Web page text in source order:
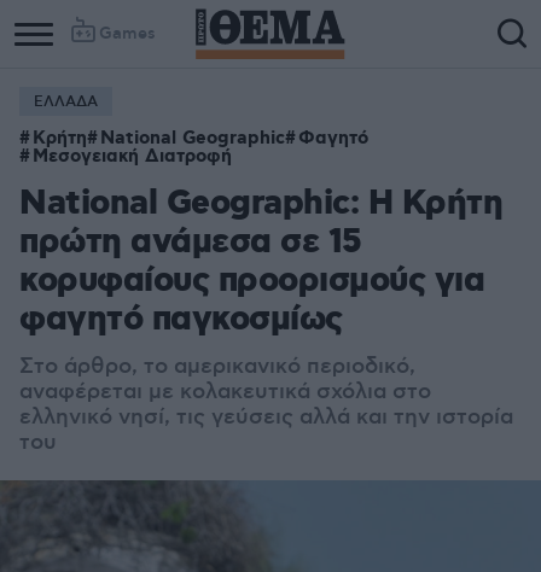
Games
ΕΛΛΑΔΑ
Κρήτη National Geographic Φαγητό
Μεσογειακή Διατροφή
National Geographic: Η Κρήτη
πρώτη ανάμεσα σε 15
κορυφαίους προορισμούς για
φαγητό παγκοσμίως
Στο άρθρο, το αμερικανικό περιοδικό,
αναφέρεται με κολακευτικά σχόλια στο
ελληνικό νησί, τις γεύσεις αλλά και την ιστορία
του